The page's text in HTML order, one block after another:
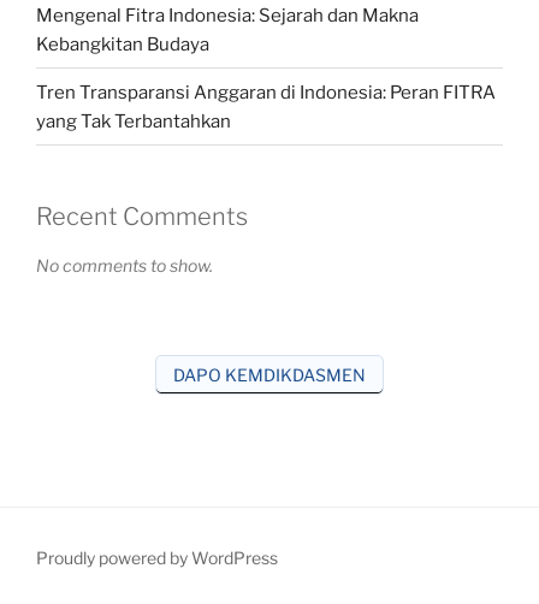
Mengenal Fitra Indonesia: Sejarah dan Makna
Kebangkitan Budaya
Tren Transparansi Anggaran di Indonesia: Peran FITRA
yang Tak Terbantahkan
Recent Comments
No comments to show.
DAPO KEMDIKDASMEN
Proudly powered by WordPress